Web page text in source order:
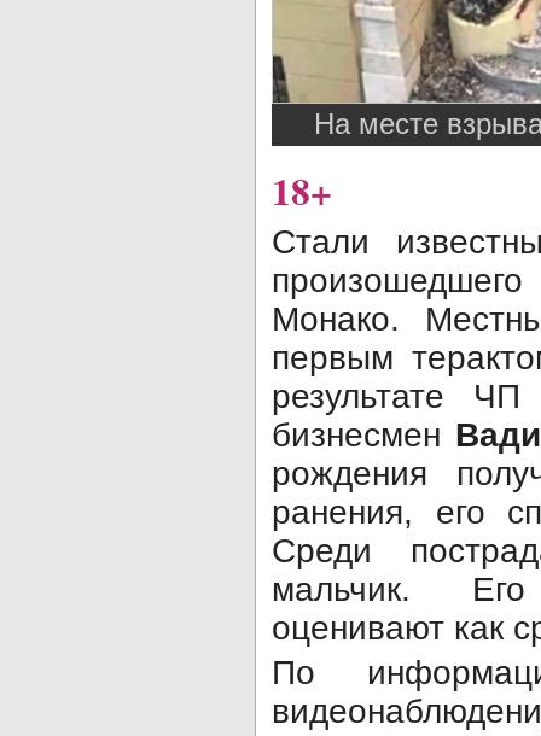
На месте
18+
Стали
Монако.
первым
результате ЧП
бизнесмен
рождения
ранения, его
Среди
мальчик.
оценивают как
По